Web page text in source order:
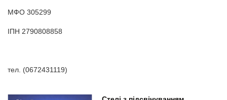
МФО 305299
ІПН 2790808858
тел. (0672431119)